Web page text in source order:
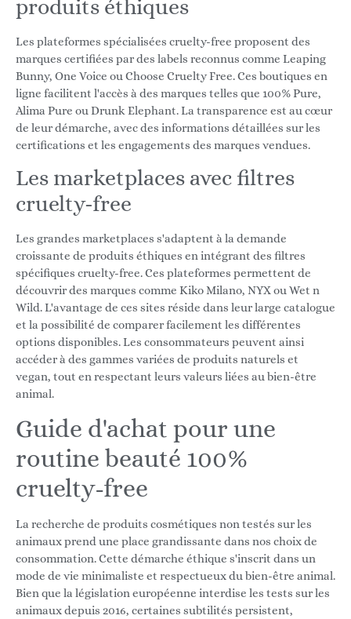
produits éthiques
Les plateformes spécialisées cruelty-free proposent des
marques certifiées par des labels reconnus comme Leaping
Bunny, One Voice ou Choose Cruelty Free. Ces boutiques en
ligne facilitent l'accès à des marques telles que 100% Pure,
Alima Pure ou Drunk Elephant. La transparence est au cœur
de leur démarche, avec des informations détaillées sur les
certifications et les engagements des marques vendues.
Les marketplaces avec filtres
cruelty-free
Les grandes marketplaces s'adaptent à la demande
croissante de produits éthiques en intégrant des filtres
spécifiques cruelty-free. Ces plateformes permettent de
découvrir des marques comme Kiko Milano, NYX ou Wet n
Wild. L'avantage de ces sites réside dans leur large catalogue
et la possibilité de comparer facilement les différentes
options disponibles. Les consommateurs peuvent ainsi
accéder à des gammes variées de produits naturels et
vegan, tout en respectant leurs valeurs liées au bien-être
animal.
Guide d'achat pour une
routine beauté 100%
cruelty-free
La recherche de produits cosmétiques non testés sur les
animaux prend une place grandissante dans nos choix de
consommation. Cette démarche éthique s'inscrit dans un
mode de vie minimaliste et respectueux du bien-être animal.
Bien que la législation européenne interdise les tests sur les
animaux depuis 2016, certaines subtilités persistent,